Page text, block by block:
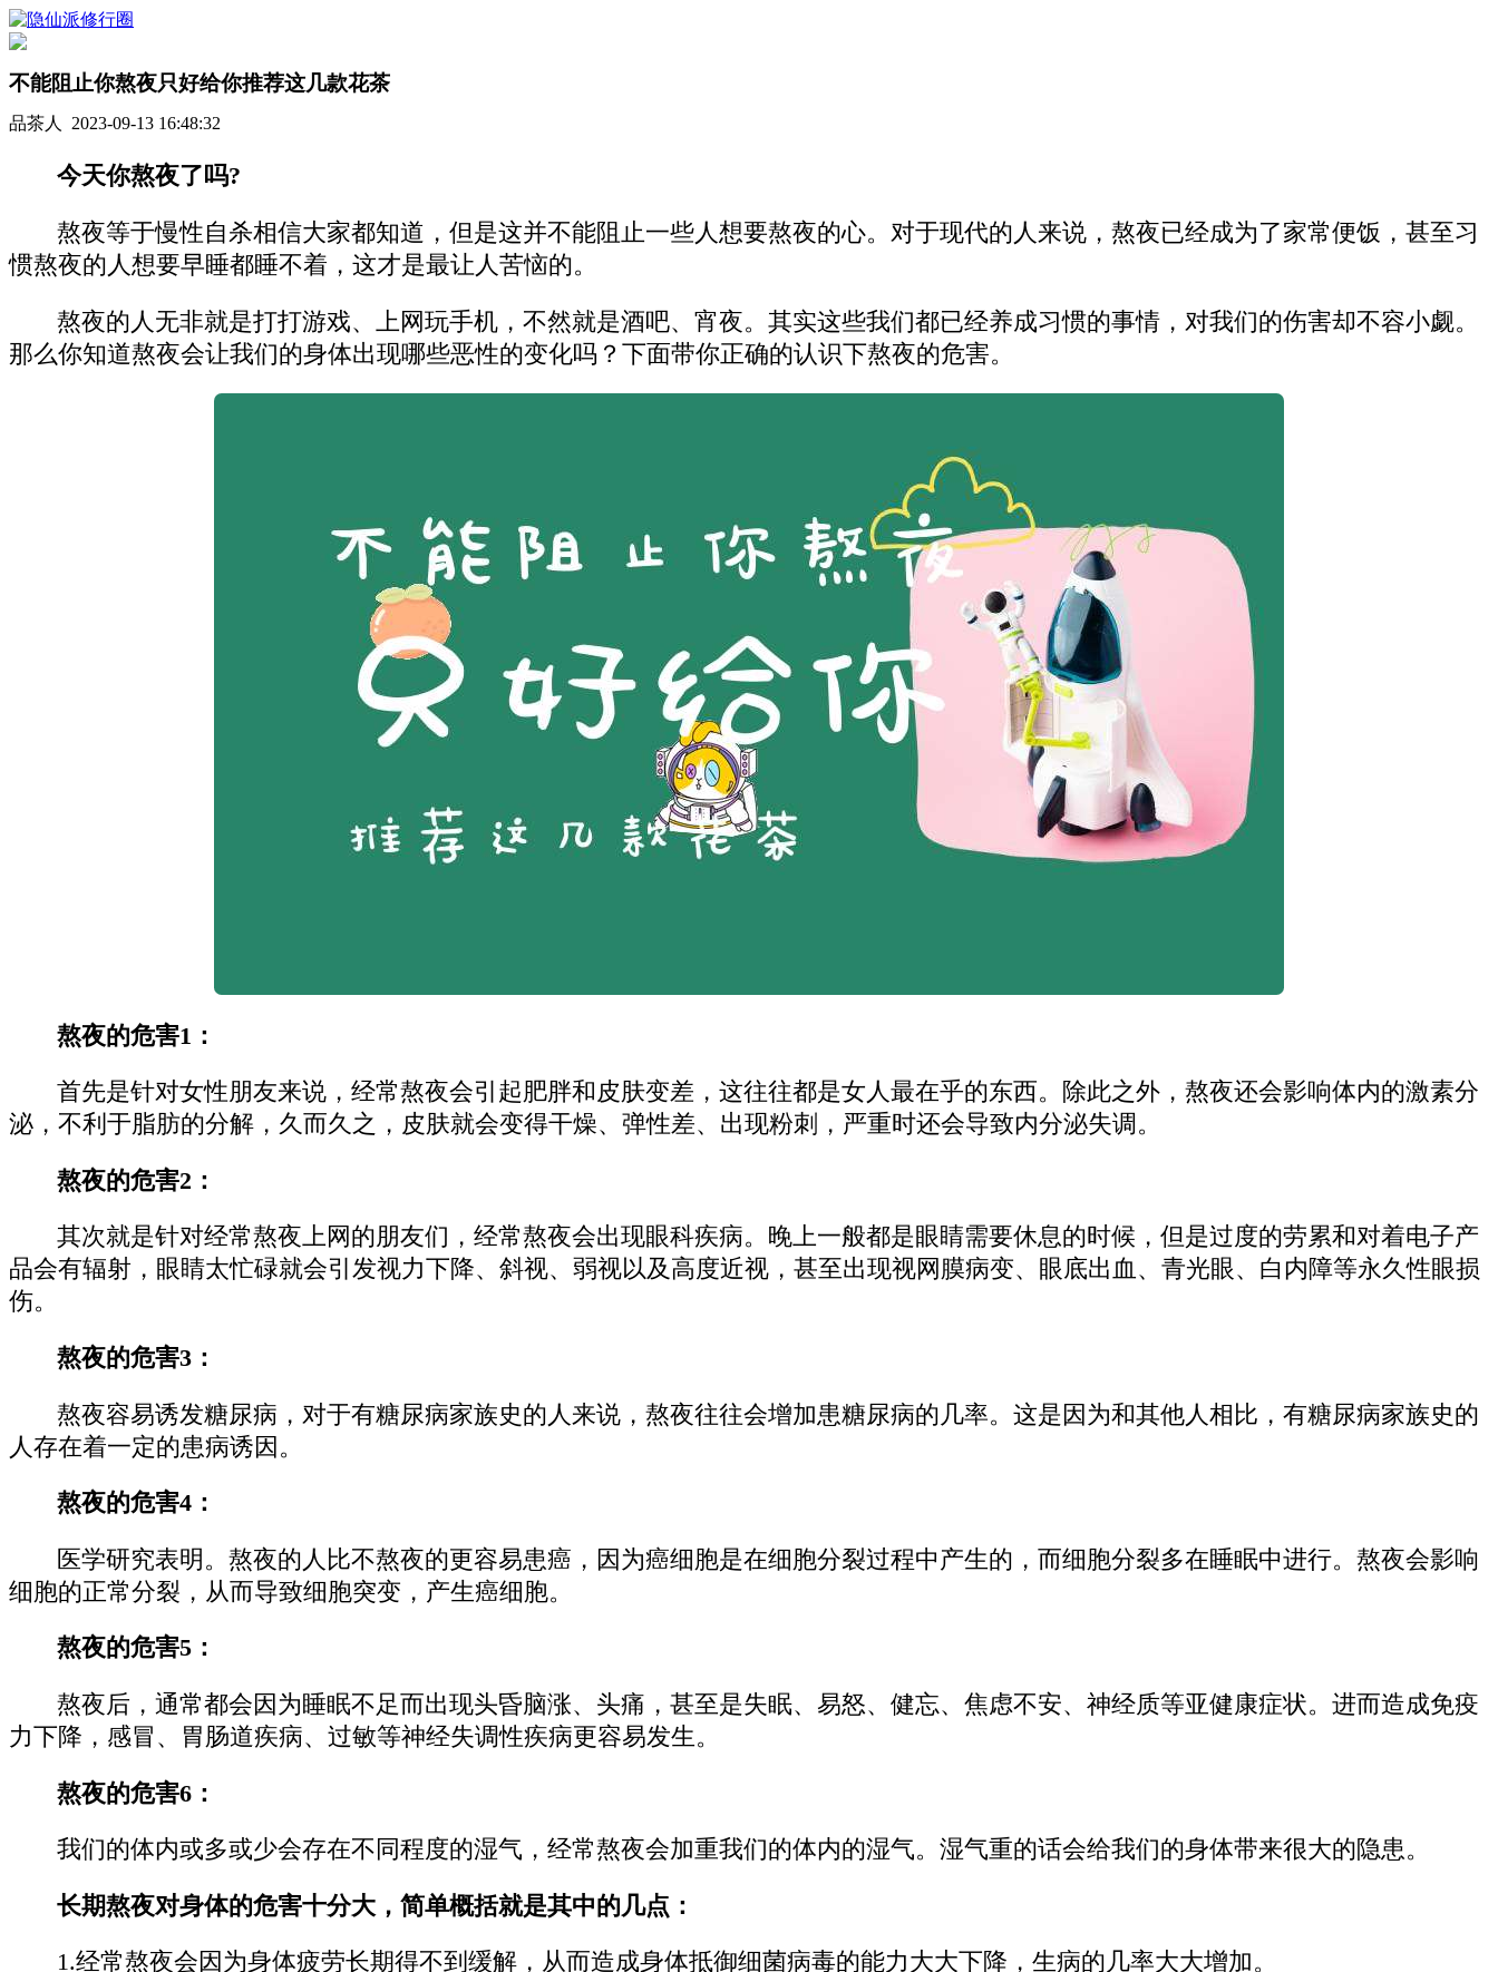
不能阻止你熬夜只好给你推荐这几款花茶
品茶人 2023-09-13 16:48:32
今天你熬夜了吗?
熬夜等于慢性自杀相信大家都知道，但是这并不能阻止一些人想要熬夜的心。对于现代的人来说，熬夜已经成为了家常便饭，甚至习
惯熬夜的人想要早睡都睡不着，这才是最让人苦恼的。
熬夜的人无非就是打打游戏、上网玩手机，不然就是酒吧、宵夜。其实这些我们都已经养成习惯的事情，对我们的伤害却不容小觑。
那么你知道熬夜会让我们的身体出现哪些恶性的变化吗？下面带你正确的认识下熬夜的危害。
熬夜的危害1：
首先是针对女性朋友来说，经常熬夜会引起肥胖和皮肤变差，这往往都是女人最在乎的东西。除此之外，熬夜还会影响体内的激素分
泌，不利于脂肪的分解，久而久之，皮肤就会变得干燥、弹性差、出现粉刺，严重时还会导致内分泌失调。
熬夜的危害2：
其次就是针对经常熬夜上网的朋友们，经常熬夜会出现眼科疾病。晚上一般都是眼睛需要休息的时候，但是过度的劳累和对着电子产
品会有辐射，眼睛太忙碌就会引发视力下降、斜视、弱视以及高度近视，甚至出现视网膜病变、眼底出血、青光眼、白内障等永久性眼损
伤。
熬夜的危害3：
熬夜容易诱发糖尿病，对于有糖尿病家族史的人来说，熬夜往往会增加患糖尿病的几率。这是因为和其他人相比，有糖尿病家族史的
人存在着一定的患病诱因。
熬夜的危害4：
医学研究表明。熬夜的人比不熬夜的更容易患癌，因为癌细胞是在细胞分裂过程中产生的，而细胞分裂多在睡眠中进行。熬夜会影响
细胞的正常分裂，从而导致细胞突变，产生癌细胞。
熬夜的危害5：
熬夜后，通常都会因为睡眠不足而出现头昏脑涨、头痛，甚至是失眠、易怒、健忘、焦虑不安、神经质等亚健康症状。进而造成免疫
力下降，感冒、胃肠道疾病、过敏等神经失调性疾病更容易发生。
熬夜的危害6：
我们的体内或多或少会存在不同程度的湿气，经常熬夜会加重我们的体内的湿气。湿气重的话会给我们的身体带来很大的隐患。
长期熬夜对身体的危害十分大，简单概括就是其中的几点：
1.经常熬夜会因为身体疲劳长期得不到缓解，从而造成身体抵御细菌病毒的能力大大下降，生病的几率大大增加。